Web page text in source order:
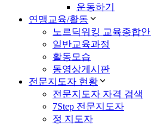
운동하기
연맹교육/활동
노르딕워킹 교육종합안
일반교육과정
활동모습
동영상게시판
전문지도자 현황
전문지도자 자격 검색
7Step 전문지도자
정 지도자